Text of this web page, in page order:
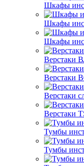
Шкафы
Шкафы
Шкафы
Верстаки
Верстаки
Верстаки
Верстаки
Тумбы
Тумбы